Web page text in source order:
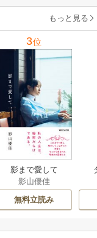
もっと見る
3位
影まで愛して
影山優佳
無料立読み